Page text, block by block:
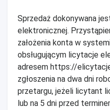
Sprzedaż dokonywana
elektronicznej.
założenia konta w
obsługującym licytacje
adresem https://
zgłoszenia na dwa dni
przetargu, jeżeli licytant
lub na 5 dni przed